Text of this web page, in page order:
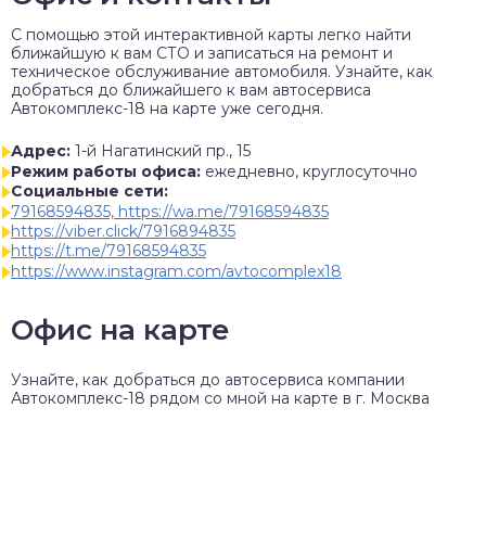
C помощью этой интерактивной карты легко найти
ближайшую к вам СТО и записаться на ремонт и
техническое обслуживание автомобиля. Узнайте, как
добраться до ближайшего к вам автосервиса
Автокомплекс-18 на карте уже сегодня.
Адрес: 1-й Нагатинский пр., 15
Режим работы офиса: ежедневно, круглосуточно
Социальные сети:
79168594835, https://wa.me/79168594835
https://viber.click/7916894835
https://t.me/79168594835
https://www.instagram.com/avtocomplex18
Офис на карте
Узнайте, как добраться до автосервиса компании
Автокомплекс-18 рядом со мной на карте в г. Москва